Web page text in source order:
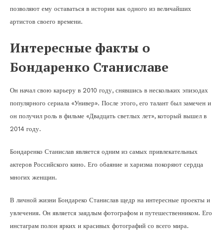
позволяют ему оставаться в истории как одного из величайших
артистов своего времени.
Интересные факты о
Бондаренко Станиславе
Он начал свою карьеру в 2010 году, снявшись в нескольких эпизодах
популярного сериала «Универ». После этого, его талант был замечен и
он получил роль в фильме «Двадцать светлых лет», который вышел в
2014 году.
Бондаренко Станислав является одним из самых привлекательных
актеров Российского кино. Его обаяние и харизма покоряют сердца
многих женщин.
В личной жизни Бондареко Станислав щедр на интересные проекты и
увлечения. Он является заядлым фотографом и путешественником. Его
инстаграм полон ярких и красивых фотографий со всего мира.